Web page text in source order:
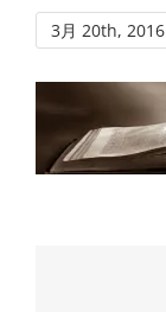
3月 20th, 2016